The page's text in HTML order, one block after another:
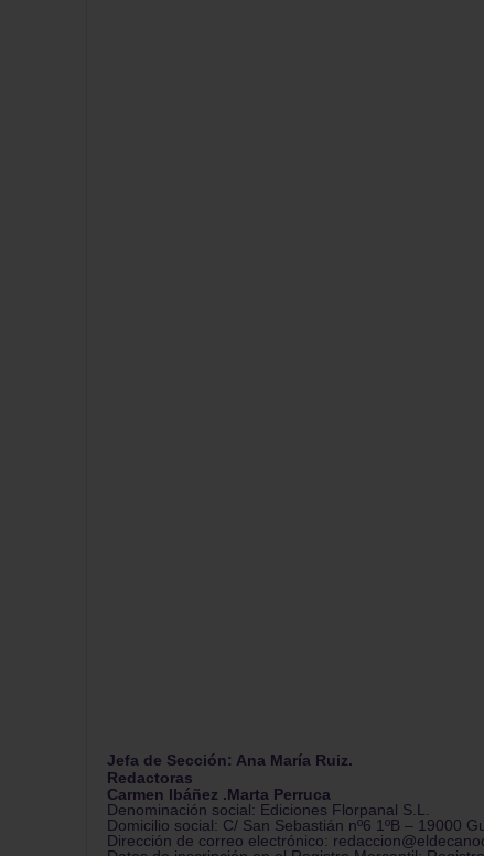
Jefa de Sección: Ana María Ruiz.
Redactoras
Carmen Ibáñez .Marta Perruca
Denominación social: Ediciones Florpanal S.L.
Domicilio social: C/ San Sebastián nº6 1ºB – 19000
Dirección de correo electrónico: